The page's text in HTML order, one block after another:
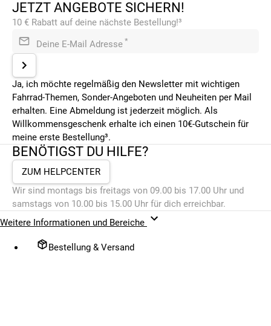
JETZT ANGEBOTE SICHERN!
10 € Rabatt auf deine nächste Bestellung!³
Deine E-Mail Adresse *
Ja, ich möchte regelmäßig den Newsletter mit wichtigen
Fahrrad-Themen, Sonder-Angeboten und Neuheiten per Mail
erhalten. Eine Abmeldung ist jederzeit möglich. Als
Willkommensgeschenk erhalte ich einen 10€-Gutschein für
meine erste Bestellung³.
BENÖTIGST DU HILFE?
ZUM HELPCENTER
Wir sind montags bis freitags von 09.00 bis 17.00 Uhr und
samstags von 10.00 bis 15.00 Uhr für dich erreichbar.
Weitere Informationen und Bereiche
Bestellung & Versand